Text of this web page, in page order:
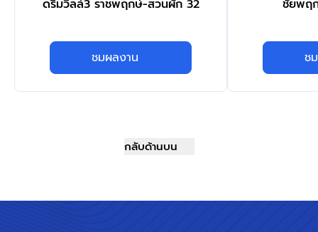
ดรีมวิลล์3 ราชพฤกษ์-สวนผัก 32
ชมผลงาน
ชัยพฤ
ช
กลับด้านบน